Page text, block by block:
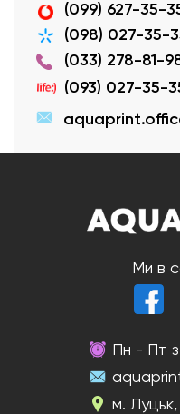
(099) 627-35-
(098) 027-35-
(033) 278-81-
(093) 027-35-
Ми в
Пн - Пт
м.